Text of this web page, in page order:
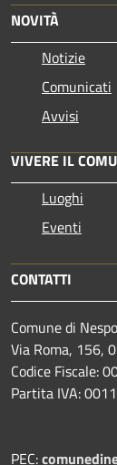
NOVITÀ
Notizie
Comunicati
Avvisi
VIVERE IL
Luoghi
Eventi
CONTATTI
Comune di
Via Roma, 156,
Codice Fiscale:
Partita IVA:
PEC: